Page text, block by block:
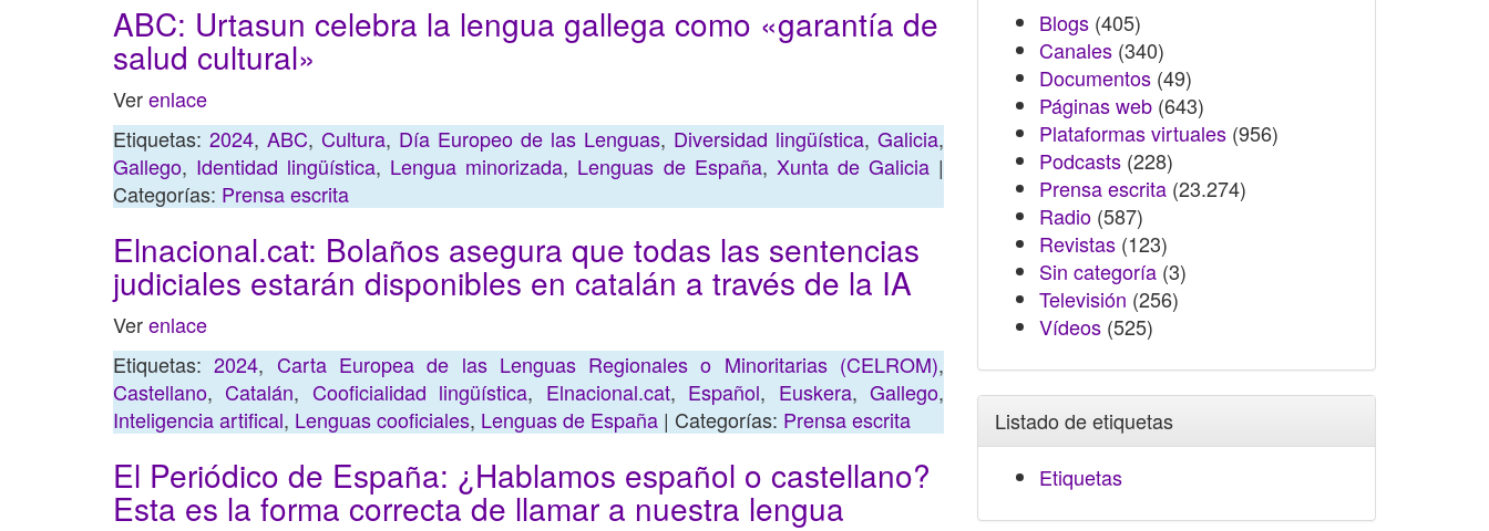
ABC: Urtasun celebra la lengua gallega como «garantía de
salud cultural»
Verenlace
Etiquetas: 2024, ABC, Cultura, Día Europeo de las Lenguas, Diversidad lingüística, Galicia,
Gallego, Identidad lingüística, Lengua minorizada, Lenguas de España, Xunta de Galicia|
Categorías: Prensa escrita
Elnacional.cat: Bolaños asegura que todas las sentencias
judiciales estarán disponibles en catalán a través de la IA
Verenlace
Etiquetas:2024, Carta Europea de las Lenguas Regionales o Minoritarias (CELROM),
Castellano,Catalán, Cooficialidad lingüística, Elnacional.cat, Español, Euskera,Gallego,
Inteligencia artifical, Lenguas cooficiales, Lenguas de España | Categorías: Prensa escrita
El Periódico de España: ¿Hablamos español o castellano?
Esta es la forma correcta de llamar a nuestra lengua
Blogs (405)
Canales (340)
Documentos (49)
Páginas web (643)
Plataformas virtuales (956)
Podcasts (228)
Prensa escrita (23.274)
Radio (587)
Revistas (123)
Sin categoría (3)
Televisión (256)
Vídeos (525)
Listado de etiquetas
Etiquetas